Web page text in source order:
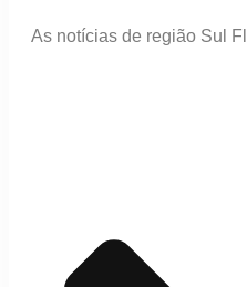
As notícias de região Sul